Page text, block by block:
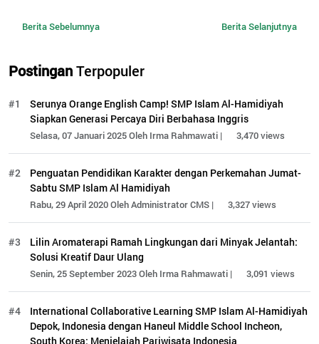
Berita Sebelumnya Berita Selanjutnya
PostinganTerpopuler
#1
Serunya Orange English Camp! SMP Islam Al-Hamidiyah
Siapkan Generasi Percaya Diri Berbahasa Inggris
Selasa, 07 Januari 2025 Oleh Irma Rahmawati | 3,470 views
#2
Penguatan Pendidikan Karakter dengan Perkemahan Jumat-
Sabtu SMP Islam Al Hamidiyah
Rabu, 29 April 2020 Oleh Administrator CMS | 3,327 views
#3
Lilin Aromaterapi Ramah Lingkungan dari Minyak Jelantah:
Solusi Kreatif Daur Ulang
Senin, 25 September 2023 Oleh Irma Rahmawati | 3,091 views
#4
International Collaborative Learning SMP Islam Al-Hamidiyah
Depok, Indonesia dengan Haneul Middle School Incheon,
South Korea: Menjelajah Pariwisata Indonesia